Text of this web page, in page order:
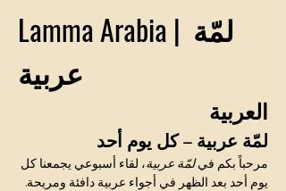
Lamma Arabia | لمّة
عربية
العربية
لمّة عربية – كل يوم أحد
مرحباً بكم في لمّة عربية، لقاء أسبوعي يجمعنا كل
يوم أحد بعد الظهر في أجواء عربية دافئة ومريحة.